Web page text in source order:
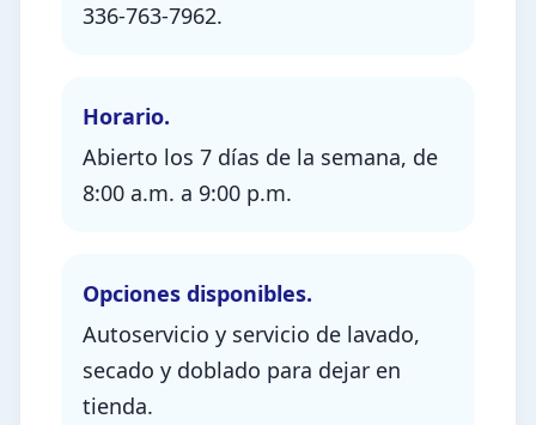
336-763-7962.
Horario.
Abierto los 7 días de la semana, de
8:00 a.m. a 9:00 p.m.
Opciones disponibles.
Autoservicio y servicio de lavado,
secado y doblado para dejar en
tienda.